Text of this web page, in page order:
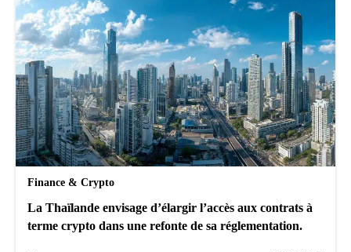
Finance & Crypto
La Thaïlande envisage d’élargir l’accès aux contrats à
terme crypto dans une refonte de sa réglementation.